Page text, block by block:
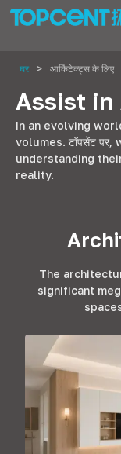
घर > आर्किटेक्ट्स के लिए
Assist
In an evolving
volumes. टॉपसेंट पर,
understanding
reality.
The
significant